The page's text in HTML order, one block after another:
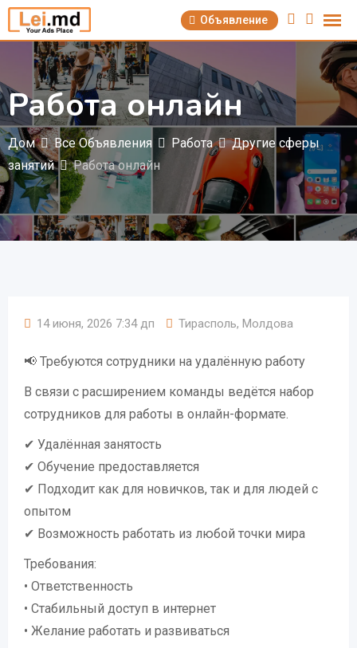
Перейти
содержимому
Объявление
Работа онлайн
Дом Все Объявления Работа
Другие сферы
занятий
Работа онлайн
14 июня, 2026 7:34 дп Тирасполь, Молдова
📢 Требуются сотрудники на удалённую работу
В связи с расширением команды ведётся набор
сотрудников для работы в онлайн-формате.
✔ Удалённая занятость
✔ Обучение предоставляется
✔ Подходит как для новичков, так и для людей с
опытом
✔ Возможность работать из любой точки мира
Требования:
• Ответственность
• Стабильный доступ в интернет
• Желание работать и развиваться